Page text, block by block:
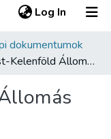
Log In (current)
dokumentumok
Budapest-Kelenföld Állomás